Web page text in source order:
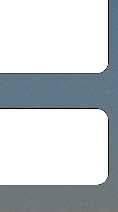
Chemistry